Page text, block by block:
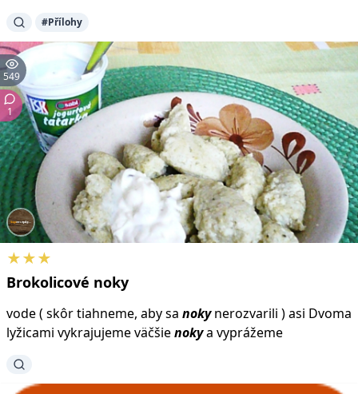
#Přílohy
549
1
★★★
Brokolicové noky
vode ( skôr tiahneme, aby sa nokynerozvarili ) asi Dvoma
lyžicami vykrajujeme väčšienokya vyprážeme